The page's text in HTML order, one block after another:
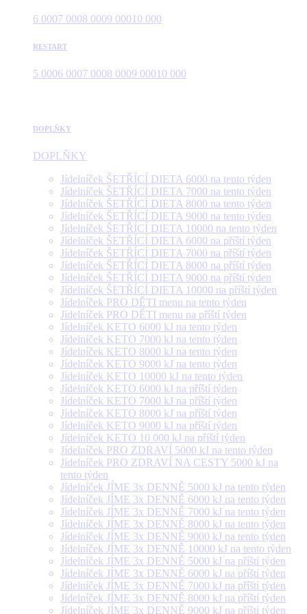
6 0007 0008 0009 00010 000
RESTART
5 0006 0007 0008 0009 00010 000
DOPLŇKY
DOPLŇKY
Jídelníček ŠETŘÍCÍ DIETA 6000 na tento týden
Jídelníček ŠETŘÍCÍ DIETA 7000 na tento týden
Jídelníček ŠETŘÍCÍ DIETA 8000 na tento týden
Jídelníček ŠETŘÍCÍ DIETA 9000 na tento týden
Jídelníček ŠETŘÍCÍ DIETA 10000 na tento týden
Jídelníček ŠETŘÍCÍ DIETA 6000 na příští týden
Jídelníček ŠETŘÍCÍ DIETA 7000 na příští týden
Jídelníček ŠETŘÍCÍ DIETA 8000 na příští týden
Jídelníček ŠETŘÍCÍ DIETA 9000 na příští týden
Jídelníček ŠETŘÍCÍ DIETA 10000 na příští týden
Jídelníček PRO DĚTI menu na tento týden
Jídelníček PRO DĚTI menu na příští týden
Jídelníček KETO 6000 kJ na tento týden
Jídelníček KETO 7000 kJ na tento týden
Jídelníček KETO 8000 kJ na tento týden
Jídelníček KETO 9000 kJ na tento týden
Jídelníček KETO 10000 kJ na tento týden
Jídelníček KETO 6000 kJ na příští týden
Jídelníček KETO 7000 kJ na příští týden
Jídelníček KETO 8000 kJ na příští týden
Jídelníček KETO 9000 kJ na příští týden
Jídelníček KETO 10 000 kJ na příští týden
Jídelníček PRO ZDRAVÍ 5000 kJ na tento týden
Jídelníček PRO ZDRAVÍ NA CESTY 5000 kJ na
tento týden
Jídelníček JÍME 3x DENNĚ 5000 kJ na tento týden
Jídelníček JÍME 3x DENNĚ 6000 kJ na tento týden
Jídelníček JÍME 3x DENNĚ 7000 kJ na tento týden
Jídelníček JÍME 3x DENNĚ 8000 kJ na tento týden
Jídelníček JÍME 3x DENNĚ 9000 kJ na tento týden
Jídelníček JÍME 3x DENNĚ 10000 kJ na tento týden
Jídelníček JÍME 3x DENNĚ 5000 kJ na příští týden
Jídelníček JÍME 3x DENNĚ 6000 kJ na příští týden
Jídelníček JÍME 3x DENNĚ 7000 kJ na příští týden
Jídelníček JÍME 3x DENNĚ 8000 kJ na příští týden
Jídelníček JÍME 3x DENNĚ 9000 kJ na příští týden